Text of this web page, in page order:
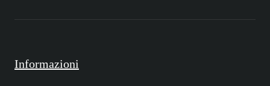
Informazioni